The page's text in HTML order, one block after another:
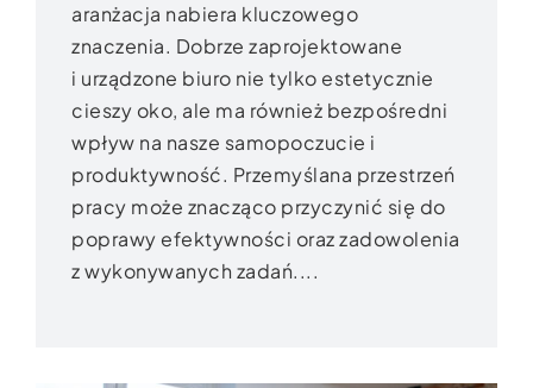
aranżacja nabiera kluczowego
znaczenia. Dobrze zaprojektowane
i urządzone biuro nie tylko estetycznie
cieszy oko, ale ma również bezpośredni
wpływ na nasze samopoczucie i
produktywność. Przemyślana przestrzeń
pracy może znacząco przyczynić się do
poprawy efektywności oraz zadowolenia
z wykonywanych zadań....